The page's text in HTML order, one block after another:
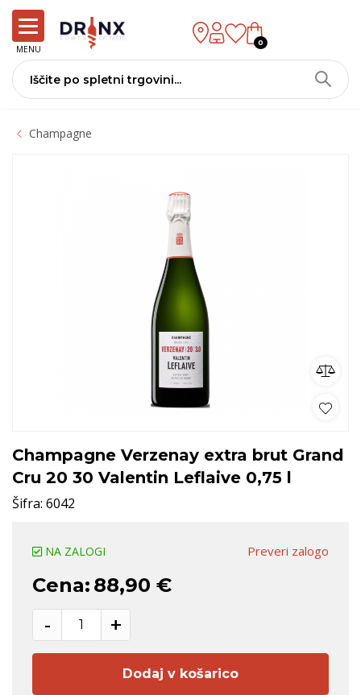
MENU
0
Champagne
Champagne Verzenay extra brut Grand
Cru 20 30 Valentin Leflaive 0,75 l
Šifra: 6042
Preveri zalogo
NA ZALOGI
Cena: 88,90 €
- +
Dodaj v košarico